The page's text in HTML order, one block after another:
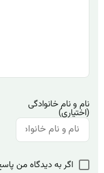
نام و نام خانوادگی
(اختیاری)
اگر به دیدگاه من